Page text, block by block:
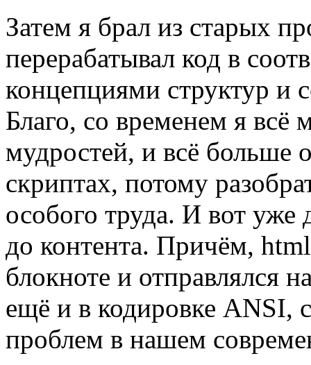
Затем я брал из старых
перерабатывал код в
концепциями структур и
Благо, со временем я всё
мудростей, и всё больше
скриптах, потому
особого труда. И вот уже
до контента. Причём,
блокноте и отправлялся
ещё и в кодировке ANSI,
проблем в нашем